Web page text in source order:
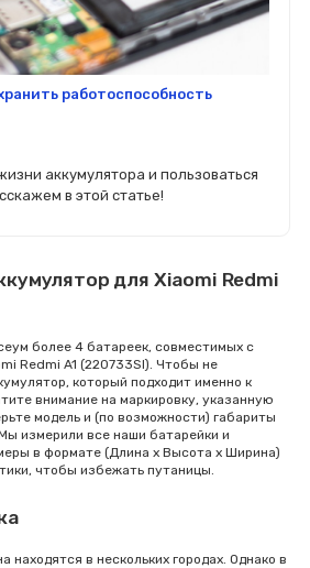
работоспособность
аккумулятора и пользоваться
в этой статье!
для Xiaomi Redmi
более 4 батареек, совместимых с
Redmi A1 (220733SI). Чтобы не
который подходит именно к
внимание на маркировку, указанную
модель и (по возможности) габариты
измерили все наши батарейки и
в формате (Длина x Высота x Ширина)
чтобы избежать путаницы.
находятся в нескольких городах. Однако в